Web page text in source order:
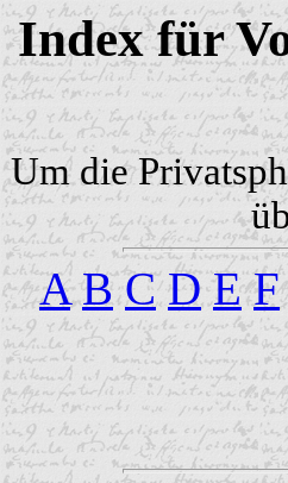
Index für
Um die
A B C D E F